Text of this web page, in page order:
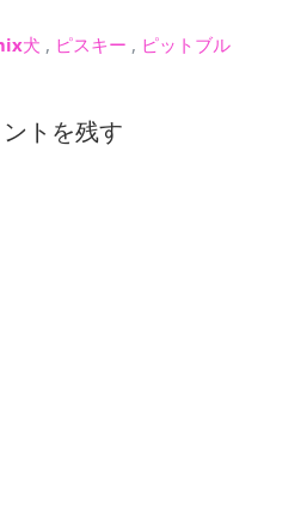
犬 , ピスキー , ピットブル
トを残す